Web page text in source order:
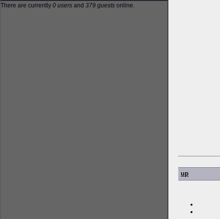
There are currently 0 users and 379 guests online.
up